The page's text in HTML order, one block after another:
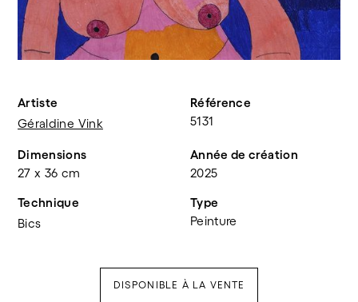
Artiste
Géraldine Vink
Référence
5131
Dimensions
27 x 36 cm
Année de création
2025
Technique
Bics
Type
Peinture
DISPONIBLE À LA VENTE